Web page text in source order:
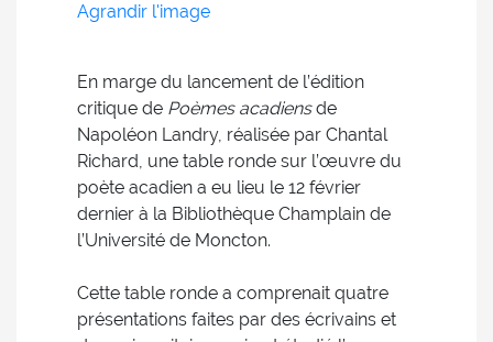
Agrandir l'image
En marge du lancement de l’édition
critique de Poèmes acadiensde
Napoléon Landry, réalisée par Chantal
Richard, une table ronde sur l’œuvre du
poète acadien a eu lieu le 12 février
dernier à la Bibliothèque Champlain de
l’Université de Moncton.
Cette table ronde a comprenait quatre
présentations faites par des écrivains et